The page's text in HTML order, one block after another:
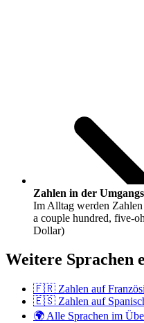
Zahlen in der
Im Alltag werden
a couple hundred, five-
Dollar)
Weitere Sprachen
🇫🇷 Zahlen auf
🇪🇸 Zahlen auf
🌍 Alle Sprachen im